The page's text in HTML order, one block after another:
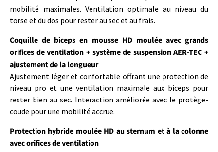
mobilité maximales. Ventilation optimale au niveau du
torse et du dos pour rester au sec et au frais.
Coquille de biceps en mousse HD moulée avec grands
orifices de ventilation + système de suspension AER-TEC +
ajustement de la longueur
Ajustement léger et confortable offrant une protection de
niveau pro et une ventilation maximale aux biceps pour
rester bien au sec. Interaction améliorée avec le protège-
coude pour une mobilité accrue.
Protection hybride moulée HD au sternum et à la colonne
avec orifices de ventilation